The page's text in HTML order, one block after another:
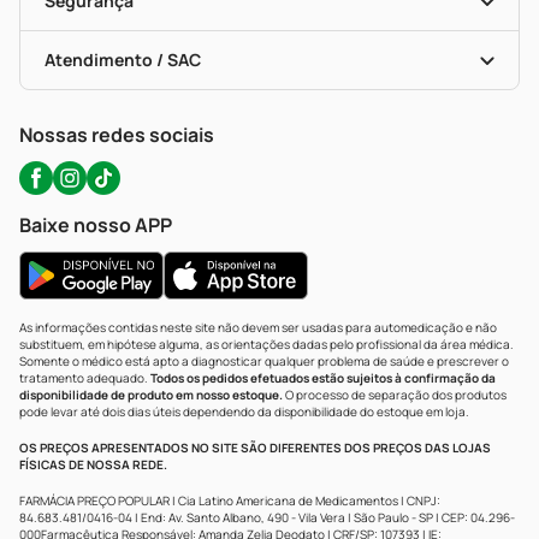
Troca E Devolução
Bulas De A A Z
Políticas De Marketplace
Testes Rápidos
Autoteste Covid-19
Certificado De Segurança
Portal Da Privacidade
Atendimento / SAC
WhatsApp (47) 9202-1687
Nossas redes sociais
Baixe nosso APP
As informações contidas neste site não devem ser usadas para automedicação e não
substituem, em hipótese alguma, as orientações dadas pelo profissional da área médica.
Somente o médico está apto a diagnosticar qualquer problema de saúde e prescrever o
tratamento adequado. Todos os pedidos efetuados estão sujeitos à confirmação da
disponibilidade de produto em nosso estoque.O processo de separação dos produtos
pode levar até dois dias úteis dependendo da disponibilidade do estoque em loja.
OS PREÇOS APRESENTADOS NO SITE SÃO DIFERENTES DOS PREÇOS DAS LOJAS
FÍSICAS DE NOSSA REDE.
FARMÁCIA PREÇO POPULAR | Cia Latino Americana de Medicamentos | CNPJ:
84.683.481/0416-04 | End: Av. Santo Albano, 490 - Vila Vera | São Paulo - SP | CEP: 04.296-
000Farmacêutica Responsável: Amanda Zelia Deodato | CRF/SP: 107393 | IE: